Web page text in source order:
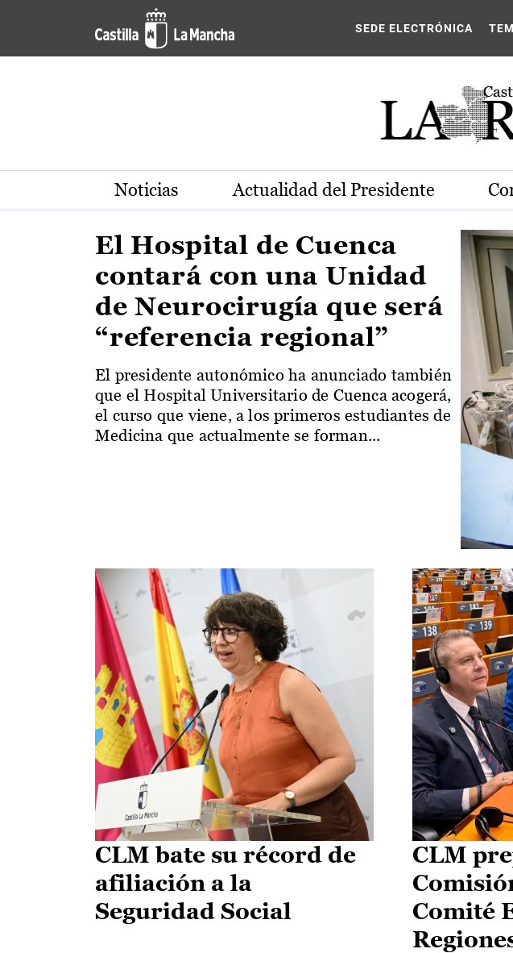
Pasar al contenido principal
Actualidad de la región de Castilla-La
SEDE ELECTRÓNICA
Noticias Actualidad del Presidente
El Hospital de Cuenca
contará con una Unidad
de Neurocirugía que será
“referencia regional”
El presidente autonómico ha anunciado también
que el Hospital Universitario de Cuenca acogerá,
el curso que viene, a los primeros estudiantes de
Medicina que actualmente se forman...
CLM bate su récord de
afiliación a la
Seguridad Social
CLM
Comité